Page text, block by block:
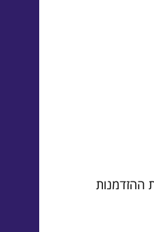
ההזדמנות